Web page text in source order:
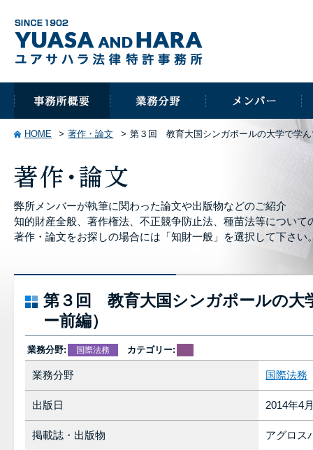
HOME 著作・論文 第３回 教育大国シンガポールの大学で学
弊所メンバーが執筆に関わった論文や出版物などのご紹介
知的財産全般、著作権法、不正競争防止法、種苗法等について
著作・論文をお探しの場合には「知財一般」を選択して下さい
第３回 教育大国シンガポールの大
ー前編）
業務分野: 国際法務 カテゴリー:
業務分野 国際法務
出版日 2014年4
掲載誌・出版物 アグロス